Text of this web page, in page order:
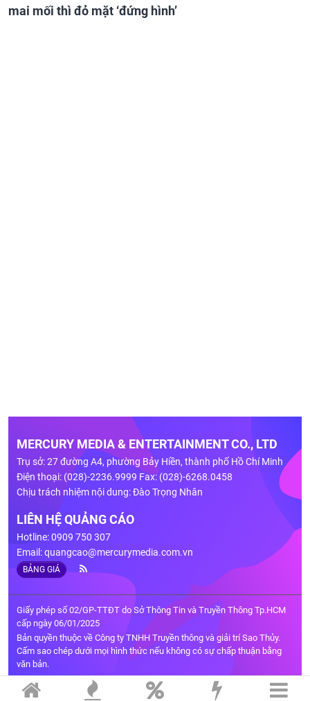
mai mối thì đỏ mặt ‘đứng hình’
MERCURY MEDIA & ENTERTAINMENT CO., LTD
Trụ sở: 27 đường A4, phường Bảy Hiền, thành phố Hồ Chí Minh
Điện thoại: (028)-2236.9999 Fax: (028)-6268.0458
Chịu trách nhiệm nội dung: Đào Trọng Nhân
LIÊN HỆ QUẢNG CÁO
Hotline: 0909 750 307
Email:quangcao@mercurymedia.com.vn
BẢNG GIÁ
Giấy phép số 02/GP-TTĐT do Sở Thông Tin và Truyền Thông Tp.HCM
cấp ngày 06/01/2025
Bản quyền thuộc về Công ty TNHH Truyền thông và giải trí Sao Thủy.
Cấm sao chép dưới mọi hình thức nếu không có sự chấp thuận bằng
văn bản.